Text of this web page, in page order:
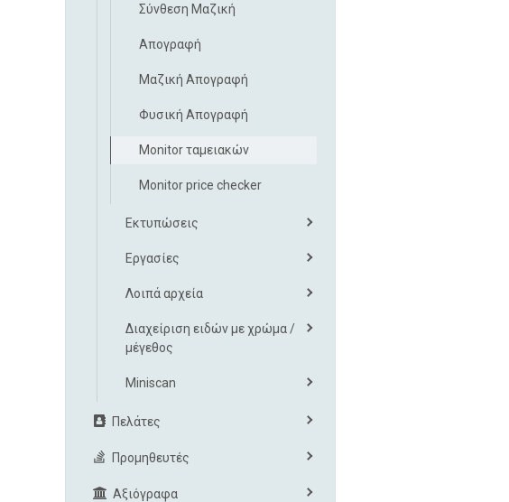
Σύνθεση Μαζική
Απογραφή
Μαζική Απογραφή
Φυσική Απογραφή
Monitor ταμειακών
Monitor price checker
Εκτυπώσεις
Εργασίες
Λοιπά αρχεία
Διαχείριση ειδών με χρώμα /
μέγεθος
Miniscan
Πελάτες
Προμηθευτές
Αξιόγραφα